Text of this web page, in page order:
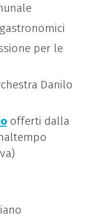
per le
Danilo
offerti dalla